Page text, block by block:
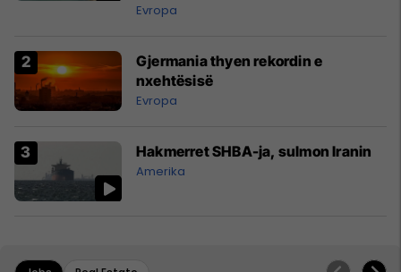
Evropa
Gjermania thyen rekordin e
nxehtësisë
Evropa
Hakmerret SHBA-ja, sulmon Iranin
Amerika